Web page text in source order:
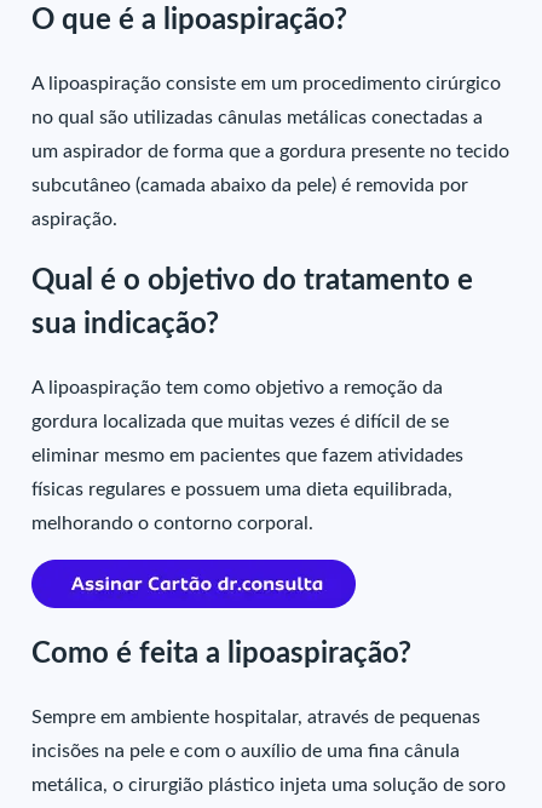
O que é a lipoaspiração?
A lipoaspiração consiste em um procedimento cirúrgico
no qual são utilizadas cânulas metálicas conectadas a
um aspirador de forma que a gordura presente no tecido
subcutâneo (camada abaixo da pele) é removida por
aspiração.
Qual é o objetivo do tratamento e
sua indicação?
A lipoaspiração tem como objetivo a remoção da
gordura localizada que muitas vezes é difícil de se
eliminar mesmo em pacientes que fazem atividades
físicas regulares e possuem uma dieta equilibrada,
melhorando o contorno corporal.
Como é feita a lipoaspiração?
Sempre em ambiente hospitalar, através de pequenas
incisões na pele e com o auxílio de uma fina cânula
metálica, o cirurgião plástico injeta uma solução de soro